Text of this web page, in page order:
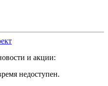
и акции:
недоступен.